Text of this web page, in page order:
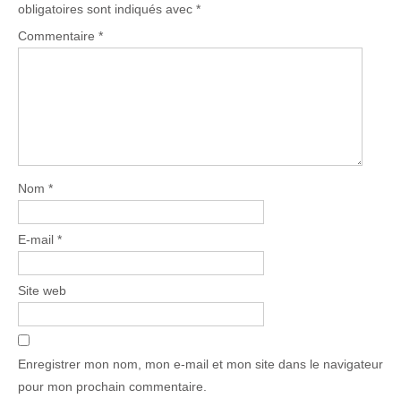
obligatoires sont indiqués avec *
Commentaire *
Nom *
E-mail *
Site web
Enregistrer mon nom, mon e-mail et mon site dans le navigateur
pour mon prochain commentaire.